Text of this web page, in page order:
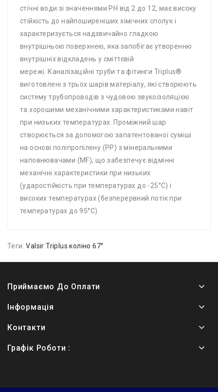
стічні води зі значеннями PH від 2 до 12, має високу
стійкість до найпоширеніших хімічних сполук і
характеризується надзвичайно гладкою
внутрішньою поверхнею, яка запобігає утворенню
внутрішніх відкладень у сміттєвій
мережі. Каналізаційні труби та фітинги Triplus®
виготовлені з трьох шарів матеріалу, які створюють
систему трубопроводів з чудовою звукоізоляцією
та хорошими механічними характеристиками навіт
при низьких температурах. Проміжний шар
створюється за допомогою запатентованої суміші
на основі поліпропілену (PP) з мінеральними
наповнювачами (MF), що забезпечує відмінні
механічні характеристики при низьких
(ударостійкість при температурах до -25°C) і
високих температурах (безперервний потік при
температурах до 95°C).
Теги:Valsir Triplus коліно 67°
Приймаємо До Оплати
Інформація
Контакти
Графік Роботи :